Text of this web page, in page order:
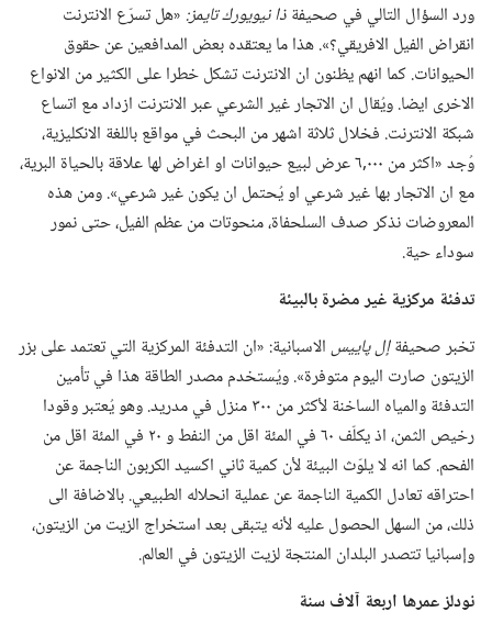
ورد السؤال التالي في صحيفةذا نيويورك تايمز:‏ ‏«هل تسرّع الانترنت
انقراض الفيل الافريقي؟‏».‏ هذا ما يعتقده بعض المدافعين عن حقوق
الحيوانات.‏ كما انهم يظنون ان الانترنت تشكل خطرا على الكثير من الانواع
الاخرى ايضا.‏ ويُقال ان الاتجار غير الشرعي عبر الانترنت ازداد مع اتساع
شبكة الانترنت.‏ فخلال ثلاثة اشهر من البحث في مواقع باللغة الانكليزية،‏
وُجد «اكثر من ٠٠٠‏,٦ عرض لبيع حيوانات او اغراض لها علاقة بالحياة البرية،‏
مع ان الاتجار بها غير شرعي او يُحتمل ان يكون غير شرعي».‏ ومن هذه
المعروضات نذكر صدف السلحفاة،‏ منحوتات من عظم الفيل،‏ حتى نمور
سوداء حية.‏
تدفئة مركزية غير مضرة بالبيئة
تخبر صحيفةإل پاييسالاسبانية:‏ «ان التدفئة المركزية التي تعتمد على بزر
الزيتون صارت اليوم متوفرة».‏ ويُستخدم مصدر الطاقة هذا في تأمين
التدفئة والمياه الساخنة لأكثر من ٣٠٠ منزل في مدريد.‏ وهو يُعتبر وقودا
رخيص الثمن،‏ اذ يكلّف ٦٠ في المئة اقل من النفط و ٢٠ في المئة اقل من
الفحم.‏ كما انه لا يلوّث البيئة لأن كمية ثاني اكسيد الكربون الناجمة عن
احتراقه تعادل الكمية الناجمة عن عملية انحلاله الطبيعي.‏ بالاضافة الى
ذلك،‏ من السهل الحصول عليه لأنه يتبقى بعد استخراج الزيت من الزيتون،‏
وإسبانيا تتصدر البلدان المنتجة لزيت الزيتون في العالم.‏
نودلز عمرها اربعة آلاف سنة